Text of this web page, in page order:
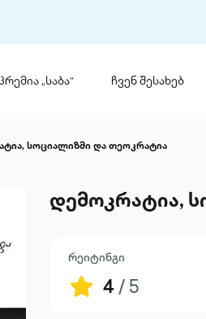
„საბა“
პრემია „საბა“
განაცხადი
ჩვენ შესახებ
სოციალიზმი და თეოკრატია
დემოკრატია,
რეიტინგი
4/ 5